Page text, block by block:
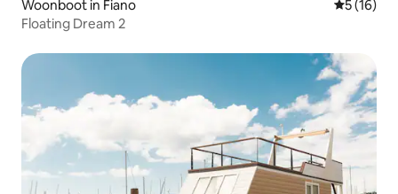
Woonboot in Fiano
5 (16)
Floating Dream 2